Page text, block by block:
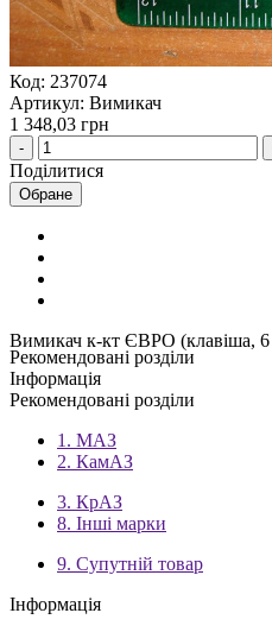
Код: 237074
Артикул: Вимикач
1 348,03 грн
Поділитися
Обране
Вимикач к-кт ЄВРО (клавіша,
Рекомендовані розділи
Інформація
Рекомендовані розділи
1. МАЗ
2. КамАЗ
3. КрАЗ
8. Інші марки
9. Супутній товар
Інформація